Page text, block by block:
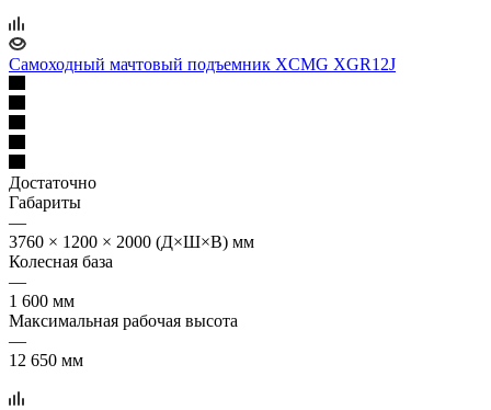
Самоходный мачтовый подъемник XCMG XGR12J
Достаточно
Габариты
—
3760 × 1200 × 2000 (Д×Ш×В) мм
Колесная база
—
1 600 мм
Максимальная рабочая высота
—
12 650 мм